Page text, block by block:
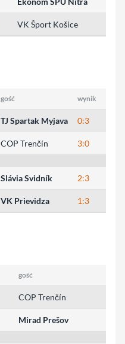
VK Šport Košice
gość wynik
TJ Spartak Myjava 0:3
COP Trenčín 3:0
Slávia Svidník 2:3
VK Prievidza 1:3
gość
COP Trenčín
Mirad Prešov